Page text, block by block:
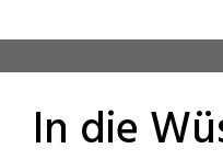
In die